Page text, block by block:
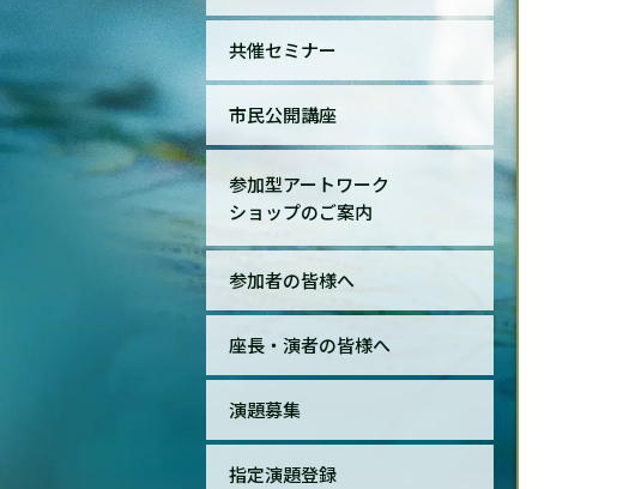
共催セミナー
市民公開講座
参加型アートワーク
ショップのご案内
参加者の皆様へ
座長・演者の皆様へ
演題募集
指定演題登録